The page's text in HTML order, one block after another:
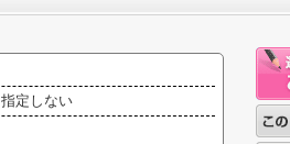
指定しない